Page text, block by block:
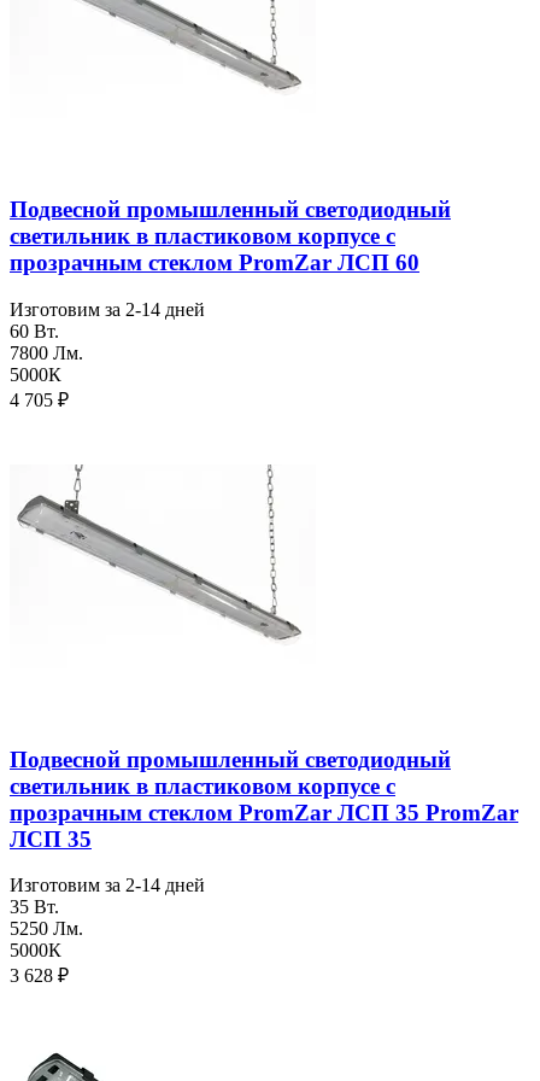
Подвесной промышленный светодиодный
светильник в пластиковом корпусе с
прозрачным стеклом PromZar ЛСП 60
Изготовим за 2-14 дней
60 Вт.
7800 Лм.
5000К
4 705 ₽
Подвесной промышленный светодиодный
светильник в пластиковом корпусе с
прозрачным стеклом PromZar ЛСП 35 PromZar
ЛСП 35
Изготовим за 2-14 дней
35 Вт.
5250 Лм.
5000К
3 628 ₽